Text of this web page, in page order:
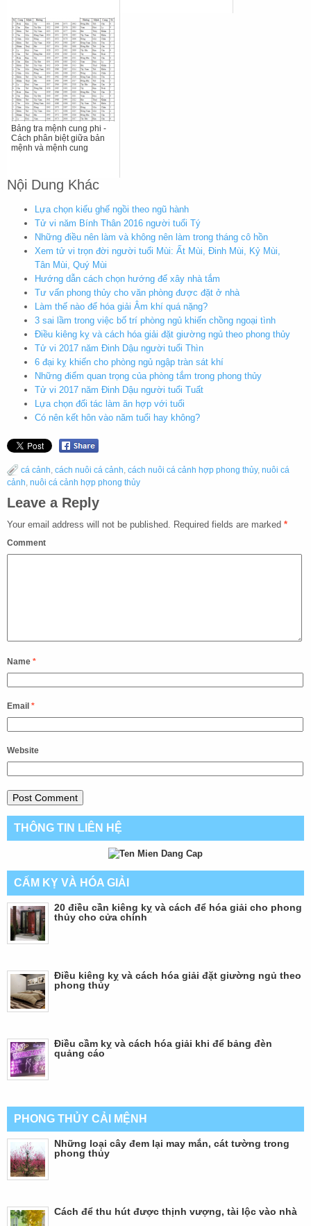
Bảng tra mệnh cung phi -
Cách phân biệt giữa bản
mệnh và mệnh cung
Nội Dung Khác
Lựa chọn kiểu ghế ngồi theo ngũ hành
Tử vi năm Bính Thân 2016 người tuổi Tý
Những điều nên làm và không nên làm trong tháng cô hồn
Xem tử vi trọn đời người tuổi Mùi: Ất Mùi, Đinh Mùi, Kỷ Mùi,
Tân Mùi, Quý Mùi
Hướng dẫn cách chọn hướng để xây nhà tắm
Tư vấn phong thủy cho văn phòng được đặt ở nhà
Làm thế nào để hóa giải Âm khí quá nặng?
3 sai lầm trong việc bố trí phòng ngủ khiến chồng ngoại tình
Điều kiêng kỵ và cách hóa giải đặt giường ngủ theo phong thủy
Tử vi 2017 năm Đinh Dậu người tuổi Thìn
6 đại kỵ khiến cho phòng ngủ ngập tràn sát khí
Những điểm quan trọng của phòng tắm trong phong thủy
Tử vi 2017 năm Đinh Dậu người tuổi Tuất
Lựa chọn đối tác làm ăn hợp với tuổi
Có nên kết hôn vào năm tuổi hay không?
cá cảnh cách nuôi cá cảnh cách nuôi cá cảnh hợp phong thủy, nuôi cá
cảnh nuôi cá cảnh hợp phong thủy
Leave a Reply
Your email address will not be published. Required fields are marked *
Comment
Name *
Email *
Website
THÔNG TIN LIÊN HỆ
CẤM KỴ VÀ HÓA GIẢI
20 điều cần kiêng kỵ và cách để hóa giải cho phong
thủy cho cửa chính
Điều kiêng kỵ và cách hóa giải đặt giường ngủ theo
phong thủy
Điều cầm kỵ và cách hóa giải khi để bảng đèn
quảng cáo
PHONG THỦY CẢI MỆNH
Những loại cây đem lại may mắn, cát tường trong
phong thủy
Cách để thu hút được thịnh vượng, tài lộc vào nhà